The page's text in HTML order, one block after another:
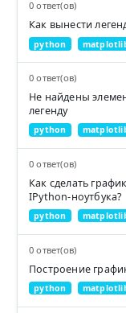
0 ответ(ов)
Как вынести
python
0 ответ(ов)
Не найдены
легенду
python
0 ответ(ов)
Как сделать
IPython-ноутбука?
python
0 ответ(ов)
Построение
python